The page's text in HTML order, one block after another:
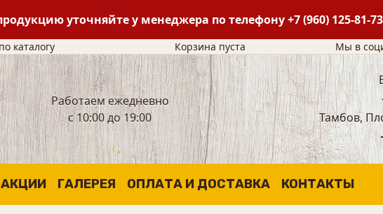
уточняйте у менеджера по телефону+7 (960) 125-81-73
каталогу Корзина пуста Мы в
Работаем ежедневно
с 10:00 до 19:00
Тамбов,
АКЦИИ ГАЛЕРЕЯ ОПЛАТА И ДОСТАВКА КОНТАКТЫ